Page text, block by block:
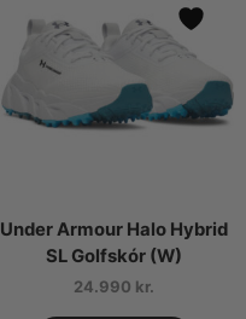
Under Armour Halo Hybrid
SL Golfskór (W)
24.990 kr.